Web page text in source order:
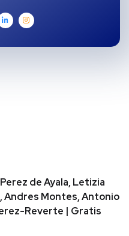
de Ayala, Letizia
Andres Montes, Antonio
Reverte | Gratis